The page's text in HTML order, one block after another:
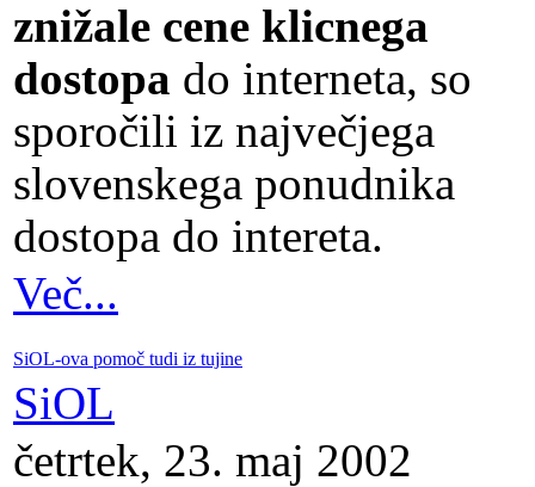
znižale cene klicnega
dostopa do interneta, so
sporočili iz največjega
slovenskega ponudnika
dostopa do intereta.
Več...
SiOL-ova pomoč tudi iz tujine
SiOL
četrtek, 23. maj 2002